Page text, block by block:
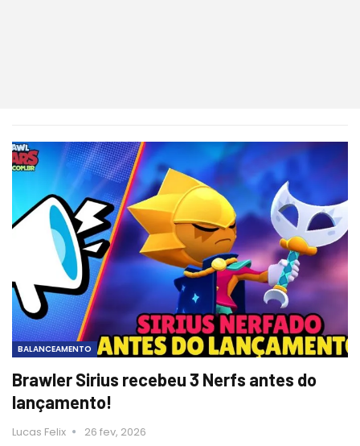
BALANCEAMENTO
Brawler Sirius recebeu 3 Nerfs antes do
lançamento!
Lucas Felix 26 fev, 2026